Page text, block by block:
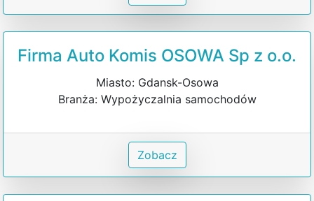
Firma Auto Komis OSOWA Sp z o.o.
Miasto: Gdansk-Osowa
Branża: Wypożyczalnia samochodów
Zobacz